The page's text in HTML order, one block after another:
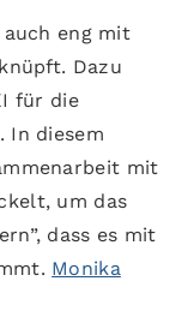
eng mit
Dazu
für die
In diesem
mit
um das
dass es mit
Monika